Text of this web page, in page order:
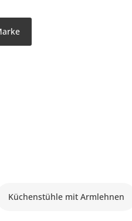
Küchenstühle mit Armlehnen